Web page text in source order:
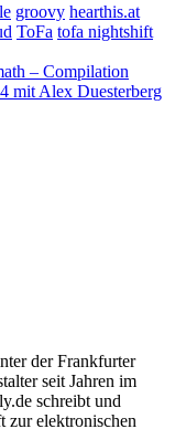
groovy hearthis.at
ToFa tofa nightshift
– Compilation
mit Alex Duesterberg
der Frankfurter
seit Jahren im
schreibt und
zur elektronischen